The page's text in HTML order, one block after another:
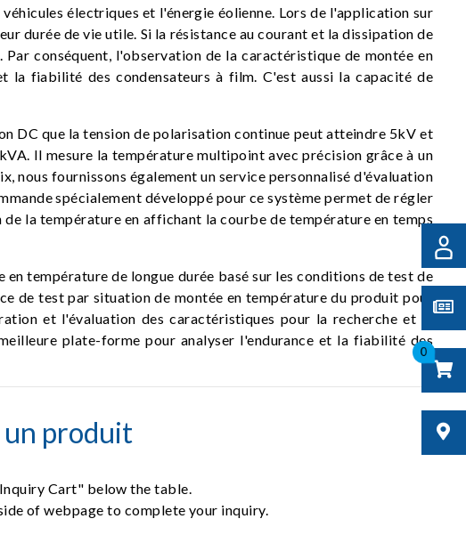
0
électriques et l'énergie éolienne. Lors de l'application sur
durée de vie utile. Si la résistance au courant et la dissipation de
conséquent, l'observation de la caractéristique de montée en
la fiabilité des condensateurs à film. C'est aussi la capacité de
DC que la tension de polarisation continue peut atteindre 5kV et
Il mesure la température multipoint avec précision grâce à un
nous fournissons également un service personnalisé d'évaluation
spécialement développé pour ce système permet de régler
la température en affichant la courbe de température en temps
température de longue durée basé sur les conditions de test de
de test par situation de montée en température du produit pour
et l'évaluation des caractéristiques pour la recherche et le
plate-forme pour analyser l'endurance et la fiabilité des
un produit
Cart" below the table.
of webpage to complete your inquiry.